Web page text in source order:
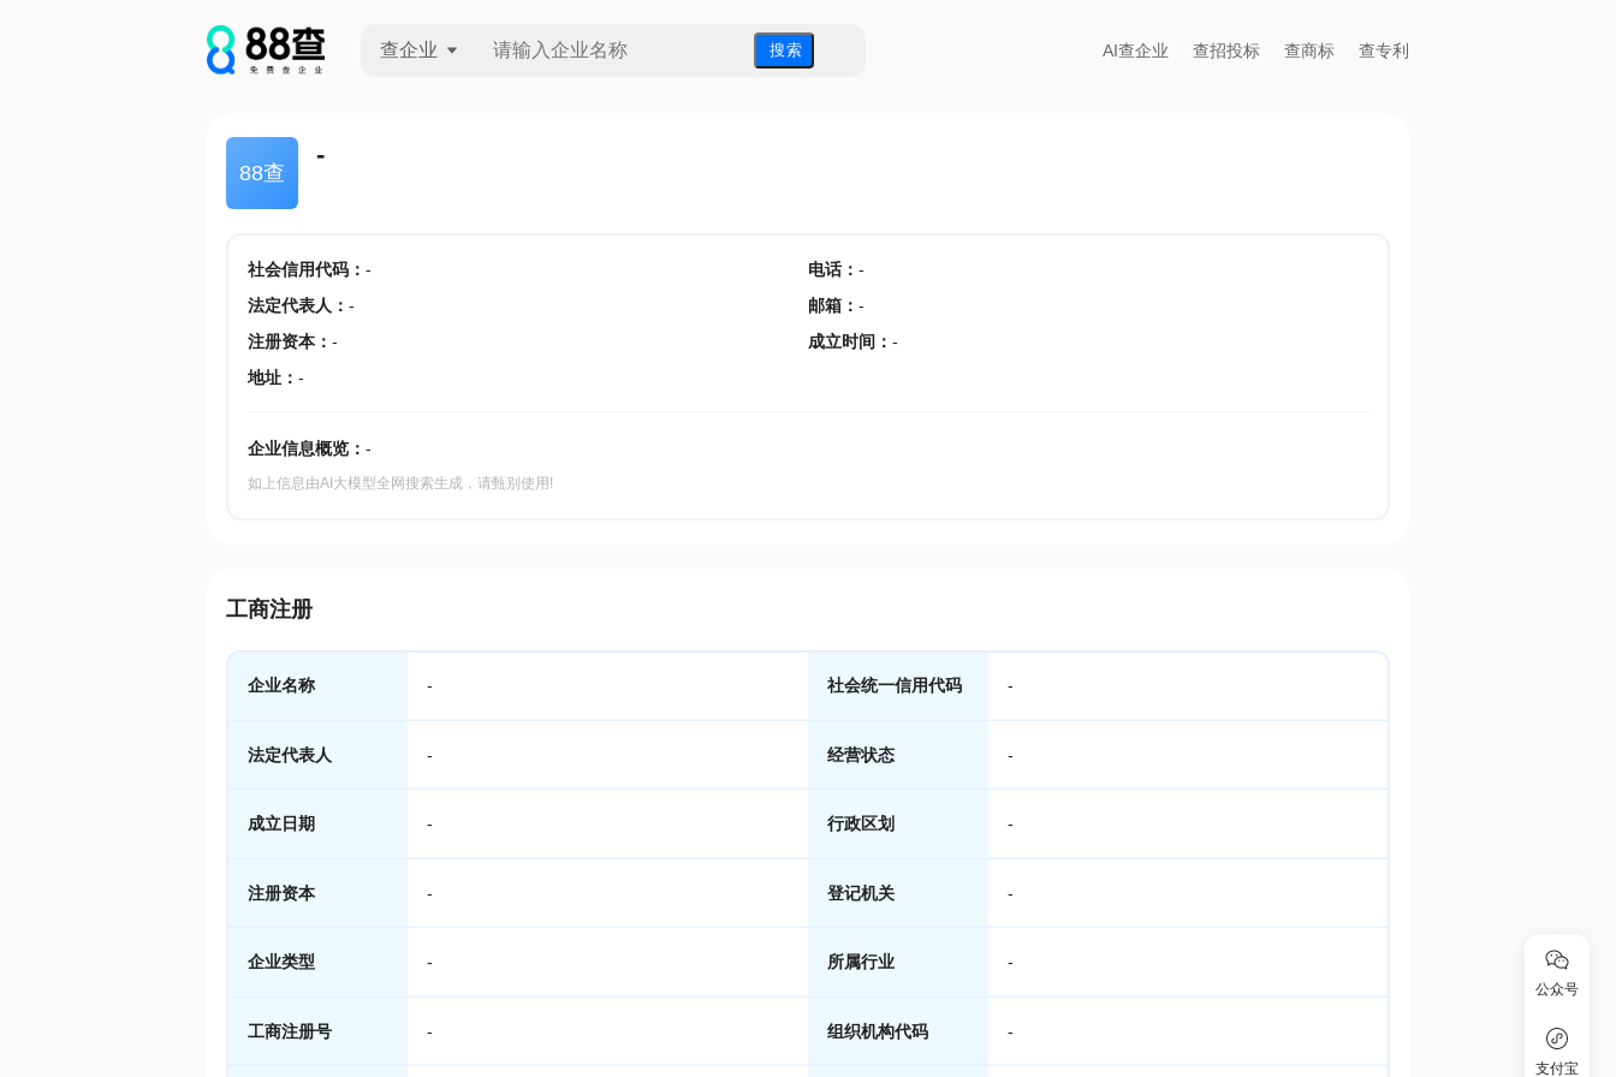
查企业 搜 索 AI查企业 查招投标 查商标 查专利
88查
-
社会信用代码： - 电话： -
法定代表人 ： - 邮箱 ： -
注册资本： - 成立时间 ： -
地址： -
企业信息概览： -
如上信息由AI大模型全网搜索生成，请甄别使用!
工商注册
企业名称 - 社会统一信用代码 -
法定代表人 - 经营状态 -
成立日期 - 行政区划 -
注册资本 - 登记机关 -
企业类型 - 所属行业 -
工商注册号 - 组织机构代码 -
公众号
支付宝